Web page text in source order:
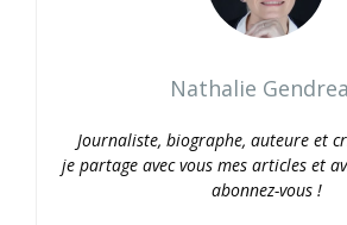
Nathalie
Journaliste, biographe, auteure et
je partage avec vous mes articles et
abonnez-vous !